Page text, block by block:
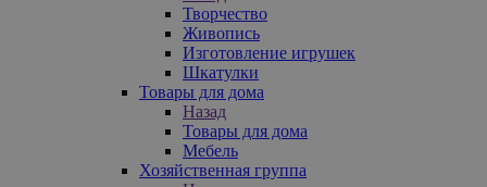
Творчество
Живопись
Изготовление игрушек
Шкатулки
Товары для дома
Назад
Товары для дома
Мебель
Хозяйственная группа